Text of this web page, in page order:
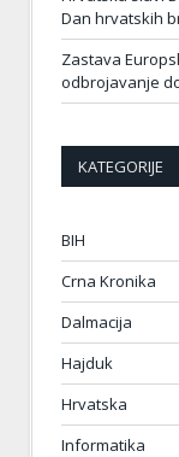
Dan hrvatskih
Zastava
odbrojavanje
KATEGORIJE
BIH
Crna Kronika
Dalmacija
Hajduk
Hrvatska
Informatika